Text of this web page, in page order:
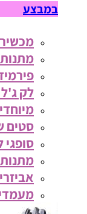
במבצע
לק ג'ל
סטים
סופגי